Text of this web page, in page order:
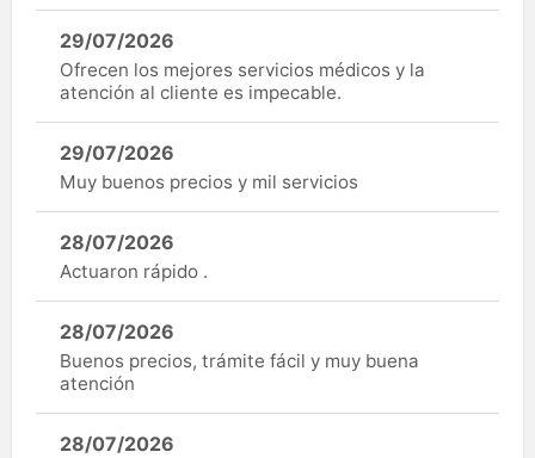
29/07/2026
Ofrecen los mejores servicios médicos y la
atención al cliente es impecable.
29/07/2026
Muy buenos precios y mil servicios
28/07/2026
Actuaron rápido .
28/07/2026
Buenos precios, trámite fácil y muy buena
atención
28/07/2026